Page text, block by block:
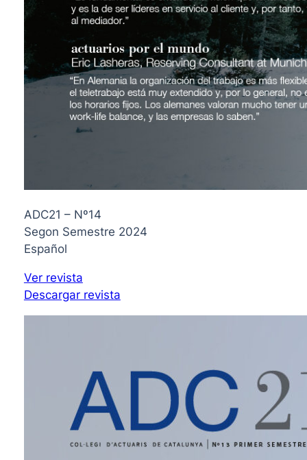
ADC21 – Nº14
Segon Semestre 2024
Español
Ver revista
Descargar revista